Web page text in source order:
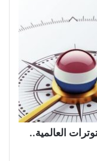
العالمية..